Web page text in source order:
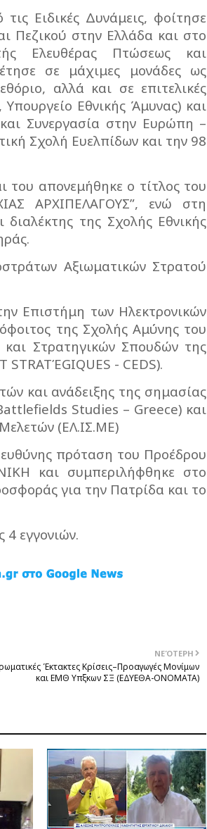
Ειδικές Δυνάμεις, φοίτησε
Πεζικού στην Ελλάδα και στο
Ελευθέρας Πτώσεως και
σε μάχιμες μονάδες ως
αλλά και σε επιτελικές
Υπουργείο Εθνικής Άμυνας) και
Συνεργασία στην Ευρώπη –
Σχολή Ευελπίδων και την 98
του απονεμήθηκε ο τίτλος του
ΑΡΧΙΠΕΛΑΓΟΥΣ”, ενώ στη
διαλέκτης της Σχολής Εθνικής
Αξιωματικών Στρατού
Επιστήμη των Ηλεκτρονικών
της Σχολής Αμύνης του
Στρατηγικών Σπουδών της
STRATΈGIQUES - CEDS).
και ανάδειξης της σημασίας
Studies – Greece) και
(ΕΛ.ΙΣ.ΜΕ)
πρόταση του Προέδρου
και συμπεριλήφθηκε στο
για την Πατρίδα και το
4 εγγονιών.
ΝΕΌΤΕΡΗ
Έκτακτες Κρίσεις–Προαγωγές Μονίμων
και ΕΜΘ Υπξκων ΣΞ (ΕΔΥΕΘΑ-ONOMATA)